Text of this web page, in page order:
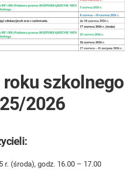
roku szkolnego
2026
r. (środa), godz. 16.00 – 17.00